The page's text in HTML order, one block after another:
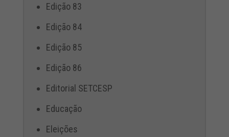
Edição 83
Edição 84
Edição 85
Edição 86
Editorial SETCESP
Educação
Eleições